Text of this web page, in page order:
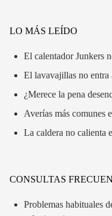
LO MÁS LEÍDO
El calentador Junkers
El lavavajillas no entra
¿Merece la pena
Averías más comunes
La caldera no calienta
CONSULTAS
Problemas habituales